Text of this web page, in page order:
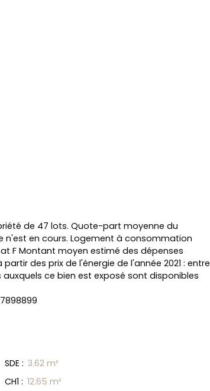
de 47 lots. Quote-part moyenne du
n'est en cours. Logement à consommation
F Montant moyen estimé des dépenses
des prix de l'énergie de l'année 2021 : entre
auxquels ce bien est exposé sont disponibles
SDE : 3.62 m²
CH1 : 12.65 m²